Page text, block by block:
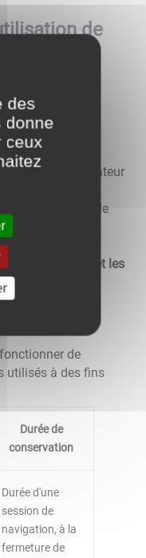
de
le site pour
sur votre ordinateur
conserver des
la navigation et de
pouvez les
fonctionnement et les
fonctionner
de
utilisés à des fins
Durée de
conservation
Durée d'une
session de
navigation, à la
fermeture de
des
donne
ceux